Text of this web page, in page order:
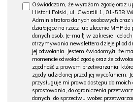
Oświadczam, że wyrażam zgodę oraz
Historii Polski, ul. Gwardii 1, 01-538
Administratora danych osobowych oraz
działające na rzecz lub zlecenie MHP
danych osob. (e-mail) w zakresie i
otrzymywania newslettera dzieje.pl od
jej odwołania. Jestem świadomy/a, że
momencie odwołać zgodę oraz że
zgodność z prawem przetwarzania,
zgody udzielonej przed jej wycofaniem.
przysługuje mi prawo dostępu do moich
sprostowania, do ograniczenia
danych, do sprzeciwu wobec